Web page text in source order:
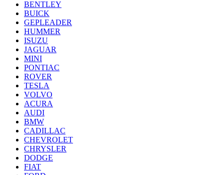
BENTLEY
BUICK
GEPLEADER
HUMMER
ISUZU
JAGUAR
MINI
PONTIAC
ROVER
TESLA
VOLVO
ACURA
AUDI
BMW
CADILLAC
CHEVROLET
CHRYSLER
DODGE
FIAT